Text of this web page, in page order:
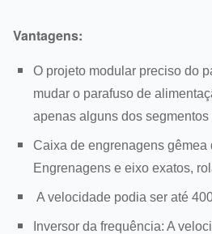
Vantagens:
O projeto modular preciso do
mudar o parafuso de
apenas alguns dos segmentos
Caixa de engrenagens gêmea
Engrenagens e eixo exatos,
A velocidade podia ser até
Inversor da frequência: A